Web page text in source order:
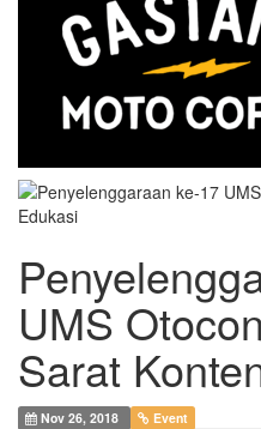
UMS
Sarat
Nov 26, 2018 Event